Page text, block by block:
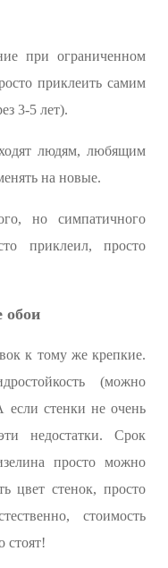
при ограниченном
приклеить самим
3-5 лет).
людям, любящим
на новые.
но симпатичного
приклеил, просто
обои
к тому же крепкие.
(можно
если стенки не очень
недостатки. Срок
просто можно
цвет стенок, просто
стоимость
стоят!